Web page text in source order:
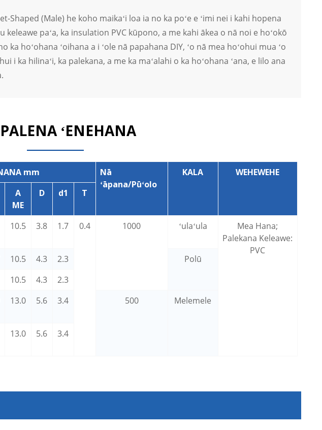
Shaped (Male) he koho maikaʻi loa ia no ka poʻe e ʻimi nei i kahi hopena
keleawe paʻa, ka insulation PVC kūpono, a me kahi ākea o nā noi e hoʻokō
ka hoʻohana ʻoihana a i ʻole nā ​​​​papahana DIY, ʻo nā mea hoʻohui mua ʻo
i ka hilinaʻi, ka palekana, a me ka maʻalahi o ka hoʻohana ʻana, e lilo ana
ʻENEHANA
mm
Nā
ʻāpana/Pūʻolo
KALA
WEHEWEHE
A
ME
D d1 T
10.5 3.8 1.7 0.4 1000 ʻulaʻula
Mea Hana;
Palekana Keleawe:
PVC
10.5 4.3 2.3
Polū
10.5 4.3
2.3
13.0 5.6 3.4 500 Melemele
13.0 5.6 3.4